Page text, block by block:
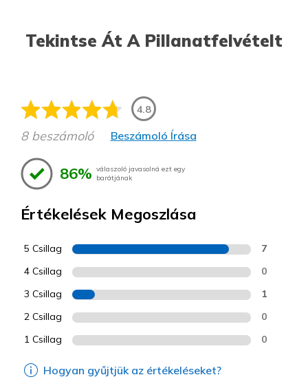
Tekintse Át A Pillanatfelvételt
4.8
8 beszámoló Beszámoló Írása
86% válaszoló javasolná ezt egy
barátjának
Értékelések Megoszlása
5 Csillag 7
4 Csillag 0
3 Csillag 1
2 Csillag 0
1 Csillag 0
Hogyan gyűjtjük az értékeléseket?